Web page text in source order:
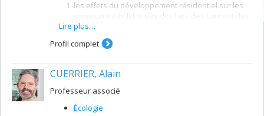
les effets du développement résidentiel sur les
communautés littorales des lacs des Laurentides,
la distribution des algues filamenteuses et des
cyanobactéries benthiques dans le Saint-Laurent
et les implications de leur prolifération sur la
la réponse des communautés de diatomées à la
pollution métallique et leur utilisation comme
écosystèmes contaminés.
Lire plus…
Profil complet
CUERRIER, Alain
Professeur associé
Écologie